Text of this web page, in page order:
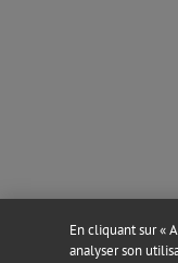
En cliquant sur «
analyser son